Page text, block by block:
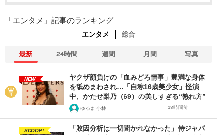
「エンタメ」記事のランキング
エンタメ 総合
最新 24時間 週間 月間 写真
NEW
ヤクザ顔負けの「血みどろ情事」豊満な身体
を舐めまわされ…「自称16歳美少女」怪演
中、かたせ梨乃（69）の美しすぎる“熟れ方”
ゆるま 小林 18時間前
SCOOP!
「敗因分析は一切聞かれなかった」侍ジャパ